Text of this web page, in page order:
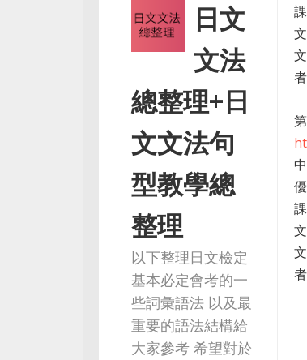
日文
文法
總整理+日
文文法句
型教學總
整理
以下整理日文檢定
基本必定會考的一
些詞彙語法 以及最
重要的語法結構給
大家參考 希望對於